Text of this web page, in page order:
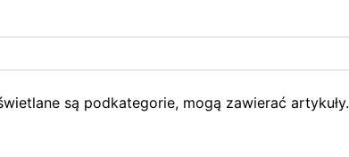
są podkategorie, mogą zawierać artykuły.